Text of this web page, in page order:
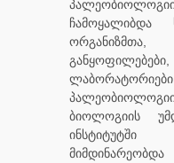
ჩამოყალიბდა
ბიოლოგიის